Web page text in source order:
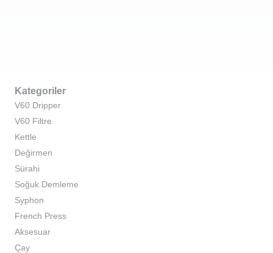
Kategoriler
V60 Dripper
V60 Filtre
Kettle
Değirmen
Sürahi
Soğuk Demleme
Syphon
French Press
Aksesuar
Çay